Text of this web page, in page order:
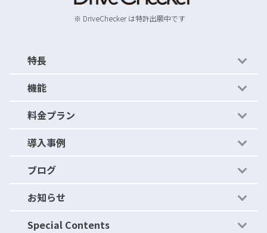
※ DriveChecker は特許出願中です
特長
かんたん運用
かんたんルール
ストレージ比較
アクティビティアーカイブ
運用体制（セキュリティ）
機能
機能紹介
- セキュリティの穴を見つける
- セキュリティの穴をふさぐ
- セキュリティの穴を作らない
料金プラン
料金プラン
導入事例
導入事例
ブログ
ブログ
お知らせ
ニュース・リリース
Special Contents